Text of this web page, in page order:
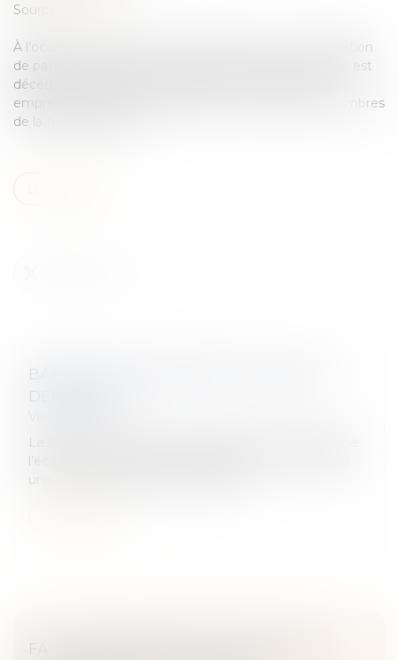
Source :
À l’occasion d’une action en recherche ou en contestation
de paternité, le juge peut, lorsque le géniteur supposé est
décédé, ordonner une expertise pour comparer les
empreintes génétiques de l’enfant avec celles de membres
de la famille du père...
BÂTIMENT : DES PERSPECTIVES 2021 EN
DEMI-TEINTE
Le bâtiment ne pouvait échapper à la crise qui frappe
l’économie mondiale et se manifeste en France, par
une chute de 9 % du PIB en 2020...
FAUT-IL RÉFORMER LA FISCALITÉ DES